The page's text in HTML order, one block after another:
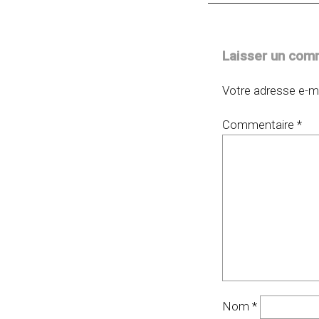
Laisser un
Votre adresse e-
Commentaire *
Nom *